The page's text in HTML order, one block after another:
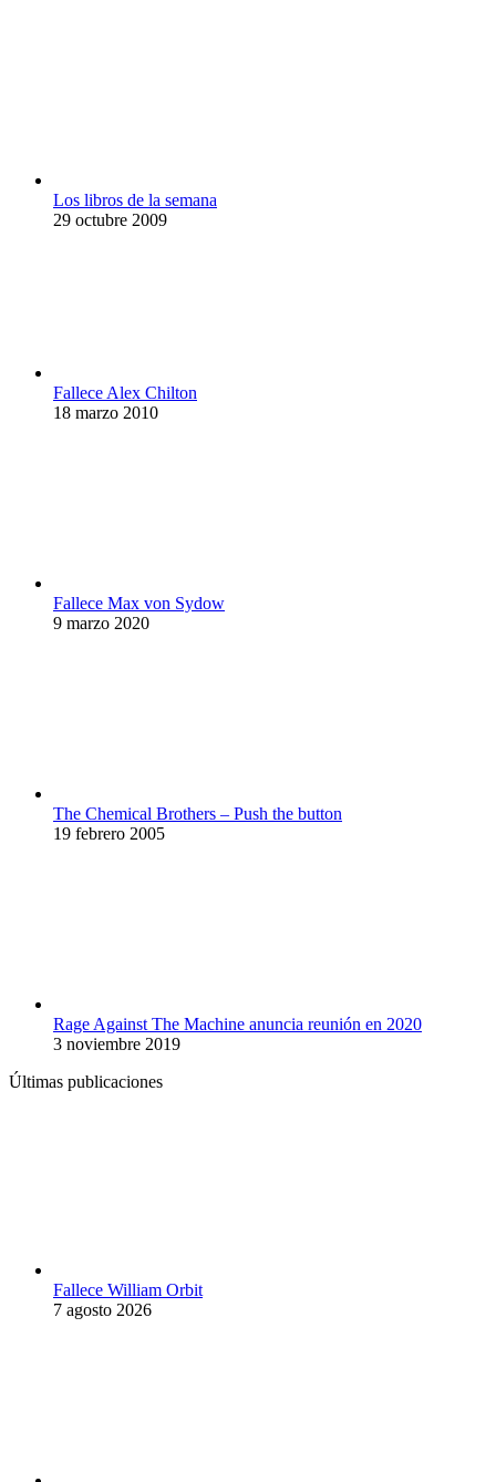
Los libros de la semana
29 octubre 2009
Fallece Alex Chilton
18 marzo 2010
Fallece Max von Sydow
9 marzo 2020
The Chemical Brothers – Push the button
19 febrero 2005
Rage Against The Machine anuncia reunión en 2020
3 noviembre 2019
Últimas publicaciones
Fallece William Orbit
7 agosto 2026